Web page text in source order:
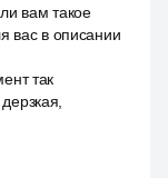
вам такое
вас в описании
так